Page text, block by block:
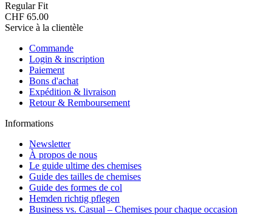
Regular Fit
CHF 65.00
Service à la clientèle
Commande
Login & inscription
Paiement
Bons d'achat
Expédition & livraison
Retour & Remboursement
Informations
Newsletter
À propos de nous
Le guide ultime des chemises
Guide des tailles de chemises
Guide des formes de col
Hemden richtig pflegen
Business vs. Casual – Chemises pour chaque occasion